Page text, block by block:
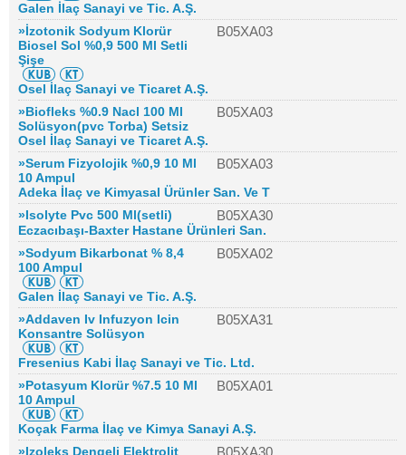
Galen İlaç Sanayi ve Tic. A.Ş.
»İzotonik Sodyum Klorür
Biosel Sol %0,9 500 Ml Setli
Şişe
B05XA03
Osel İlaç Sanayi ve Ticaret A.Ş.
»Biofleks %0.9 Nacl 100 Ml
Solüsyon(pvc Torba) Setsiz
B05XA03
Osel İlaç Sanayi ve Ticaret A.Ş.
»Serum Fizyolojik %0,9 10 Ml
10 Ampul
B05XA03
Adeka İlaç ve Kimyasal Ürünler San. Ve T
»Isolyte Pvc 500 Ml(setli)
B05XA30
Eczacıbaşı-Baxter Hastane Ürünleri San.
»Sodyum Bikarbonat % 8,4
100 Ampul
B05XA02
Galen İlaç Sanayi ve Tic. A.Ş.
»Addaven Iv Infuzyon Icin
Konsantre Solüsyon
B05XA31
Fresenius Kabi İlaç Sanayi ve Tic. Ltd.
»Potasyum Klorür %7.5 10 Ml
10 Ampul
B05XA01
Koçak Farma İlaç ve Kimya Sanayi A.Ş.
»Izoleks Dengeli Elektrolit
B05XA30